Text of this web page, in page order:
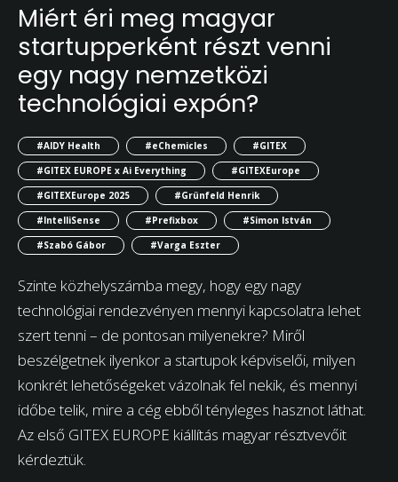
Miért éri meg magyar
startupperként részt venni
egy nagy nemzetközi
technológiai expón?
#AIDY Health #eChemicles
#GITEX
#GITEX EUROPE x Ai Everything
#GITEXEurope
#GITEXEurope 2025
#Grünfeld Henrik
#IntelliSense
#Prefixbox
#Simon István
#Szabó Gábor
#Varga Eszter
Szinte közhelyszámba megy, hogy egy nagy
technológiai rendezvényen mennyi kapcsolatra lehet
szert tenni – de pontosan milyenekre? Miről
beszélgetnek ilyenkor a startupok képviselői, milyen
konkrét lehetőségeket vázolnak fel nekik, és mennyi
időbe telik, mire a cég ebből tényleges hasznot láthat.
Az első GITEX EUROPE kiállítás magyar résztvevőit
kérdeztük.